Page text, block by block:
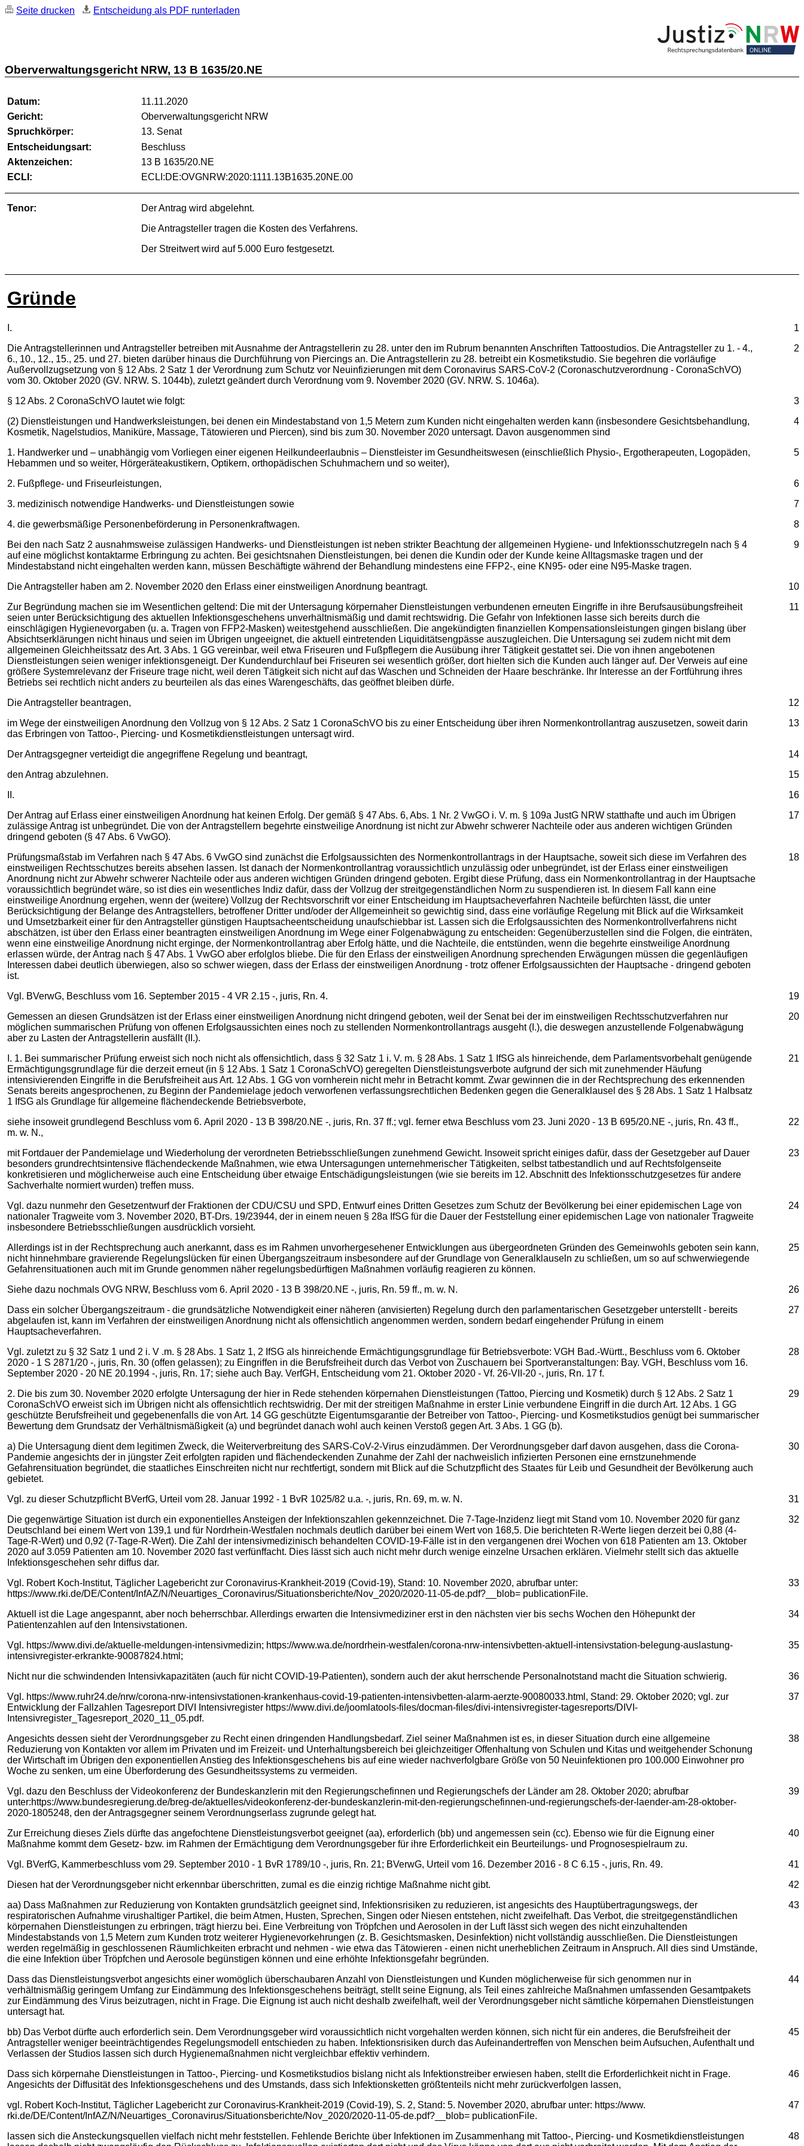
Seite drucken Entscheidung als PDF runterladen
Oberverwaltungsgericht NRW, 13 B 1635/20.NE
Datum:
11.11.2020
Gericht:
Oberverwaltungsgericht NRW
Spruchkörper:
13. Senat
Entscheidungsart:
Beschluss
Aktenzeichen:
13 B 1635/20.NE
ECLI:
ECLI:DE:OVGNRW:2020:1111.13B1635.20NE.00
Tenor:
Der Antrag wird abgelehnt.
Die Antragsteller tragen die Kosten des Verfahrens.
Der Streitwert wird auf 5.000 Euro festgesetzt.
Gründe
1
I.
2
Die Antragstellerinnen und Antragsteller betreiben mit Ausnahme der Antragstellerin zu 28. unter den im Rubrum benannten Anschriften Tattoostudios. Die Antragsteller zu 1. - 4.,
6., 10., 12., 15., 25. und 27. bieten darüber hinaus die Durchführung von Piercings an. Die Antragstellerin zu 28. betreibt ein Kosmetikstudio. Sie begehren die vorläufige
Außervollzugsetzung von § 12 Abs. 2 Satz 1 der Verordnung zum Schutz vor Neuinfizierungen mit dem Coronavirus SARS-CoV-2 (Coronaschutzverordnung - CoronaSchVO)
vom 30. Oktober 2020 (GV. NRW. S. 1044b), zuletzt geändert durch Verordnung vom 9. November 2020 (GV. NRW. S. 1046a).
3
§ 12 Abs. 2 CoronaSchVO lautet wie folgt:
4
(2) Dienstleistungen und Handwerksleistungen, bei denen ein Mindestabstand von 1,5 Metern zum Kunden nicht eingehalten werden kann (insbesondere Gesichtsbehandlung,
Kosmetik, Nagelstudios, Maniküre, Massage, Tätowieren und Piercen), sind bis zum 30. November 2020 untersagt. Davon ausgenommen sind
5
1. Handwerker und – unabhängig vom Vorliegen einer eigenen Heilkundeerlaubnis – Dienstleister im Gesundheitswesen (einschließlich Physio-, Ergotherapeuten, Logopäden,
Hebammen und so weiter, Hörgeräteakustikern, Optikern, orthopädischen Schuhmachern und so weiter),
6
2. Fußpflege- und Friseurleistungen,
7
3. medizinisch notwendige Handwerks- und Dienstleistungen sowie
8
4. die gewerbsmäßige Personenbeförderung in Personenkraftwagen.
9
Bei den nach Satz 2 ausnahmsweise zulässigen Handwerks- und Dienstleistungen ist neben strikter Beachtung der allgemeinen Hygiene- und Infektionsschutzregeln nach § 4
auf eine möglichst kontaktarme Erbringung zu achten. Bei gesichtsnahen Dienstleistungen, bei denen die Kundin oder der Kunde keine Alltagsmaske tragen und der
Mindestabstand nicht eingehalten werden kann, müssen Beschäftigte während der Behandlung mindestens eine FFP2-, eine KN95- oder eine N95-Maske tragen.
10
Die Antragsteller haben am 2. November 2020 den Erlass einer einstweiligen Anordnung beantragt.
11
Zur Begründung machen sie im Wesentlichen geltend: Die mit der Untersagung körpernaher Dienstleistungen verbundenen erneuten Eingriffe in ihre Berufsausübungsfreiheit
seien unter Berücksichtigung des aktuellen Infektionsgeschehens unverhältnismäßig und damit rechtswidrig. Die Gefahr von Infektionen lasse sich bereits durch die
einschlägigen Hygienevorgaben (u. a. Tragen von FFP2-Masken) weitestgehend ausschließen. Die angekündigten finanziellen Kompensationsleistungen gingen bislang über
Absichtserklärungen nicht hinaus und seien im Übrigen ungeeignet, die aktuell eintretenden Liquiditätsengpässe auszugleichen. Die Untersagung sei zudem nicht mit dem
allgemeinen Gleichheitssatz des Art. 3 Abs. 1 GG vereinbar, weil etwa Friseuren und Fußpflegern die Ausübung ihrer Tätigkeit gestattet sei. Die von ihnen angebotenen
Dienstleistungen seien weniger infektionsgeneigt. Der Kundendurchlauf bei Friseuren sei wesentlich größer, dort hielten sich die Kunden auch länger auf. Der Verweis auf eine
größere Systemrelevanz der Friseure trage nicht, weil deren Tätigkeit sich nicht auf das Waschen und Schneiden der Haare beschränke. Ihr Interesse an der Fortführung ihres
Betriebs sei rechtlich nicht anders zu beurteilen als das eines Warengeschäfts, das geöffnet bleiben dürfe.
12
Die Antragsteller beantragen,
13
im Wege der einstweiligen Anordnung den Vollzug von § 12 Abs. 2 Satz 1 CoronaSchVO bis zu einer Entscheidung über ihren Normenkontrollantrag auszusetzen, soweit darin
das Erbringen von Tattoo-, Piercing- und Kosmetikdienstleistungen untersagt wird.
14
Der Antragsgegner verteidigt die angegriffene Regelung und beantragt,
15
den Antrag abzulehnen.
16
II.
17
Der Antrag auf Erlass einer einstweiligen Anordnung hat keinen Erfolg. Der gemäß § 47 Abs. 6, Abs. 1 Nr. 2 VwGO i. V. m. § 109a JustG NRW statthafte und auch im Übrigen
zulässige Antrag ist unbegründet. Die von der Antragstellern begehrte einstweilige Anordnung ist nicht zur Abwehr schwerer Nachteile oder aus anderen wichtigen Gründen
dringend geboten (§ 47 Abs. 6 VwGO).
18
Prüfungsmaßstab im Verfahren nach § 47 Abs. 6 VwGO sind zunächst die Erfolgsaussichten des Normenkontrollantrags in der Hauptsache, soweit sich diese im Verfahren des
einstweiligen Rechtsschutzes bereits absehen lassen. Ist danach der Normenkontrollantrag voraussichtlich unzulässig oder unbegründet, ist der Erlass einer einstweiligen
Anordnung nicht zur Abwehr schwerer Nachteile oder aus anderen wichtigen Gründen dringend geboten. Ergibt diese Prüfung, dass ein Normenkontrollantrag in der Hauptsache
voraussichtlich begründet wäre, so ist dies ein wesentliches Indiz dafür, dass der Vollzug der streitgegenständlichen Norm zu suspendieren ist. In diesem Fall kann eine
einstweilige Anordnung ergehen, wenn der (weitere) Vollzug der Rechtsvorschrift vor einer Entscheidung im Hauptsacheverfahren Nachteile befürchten lässt, die unter
Berücksichtigung der Belange des Antragstellers, betroffener Dritter und/oder der Allgemeinheit so gewichtig sind, dass eine vorläufige Regelung mit Blick auf die Wirksamkeit
und Umsetzbarkeit einer für den Antragsteller günstigen Hauptsacheentscheidung unaufschiebbar ist. Lassen sich die Erfolgsaussichten des Normenkontrollverfahrens nicht
abschätzen, ist über den Erlass einer beantragten einstweiligen Anordnung im Wege einer Folgenabwägung zu entscheiden: Gegenüberzustellen sind die Folgen, die einträten,
wenn eine einstweilige Anordnung nicht erginge, der Normenkontrollantrag aber Erfolg hätte, und die Nachteile, die entstünden, wenn die begehrte einstweilige Anordnung
erlassen würde, der Antrag nach § 47 Abs. 1 VwGO aber erfolglos bliebe. Die für den Erlass der einstweiligen Anordnung sprechenden Erwägungen müssen die gegenläufigen
Interessen dabei deutlich überwiegen, also so schwer wiegen, dass der Erlass der einstweiligen Anordnung - trotz offener Erfolgsaussichten der Hauptsache - dringend geboten
ist.
19
Vgl. BVerwG, Beschluss vom 16. September 2015 ‑ 4 VR 2.15 -, juris, Rn. 4.
20
Gemessen an diesen Grundsätzen ist der Erlass einer einstweiligen Anordnung nicht dringend geboten, weil der Senat bei der im einstweiligen Rechtsschutzverfahren nur
möglichen summarischen Prüfung von offenen Erfolgsaussichten eines noch zu stellenden Normenkontrollantrags ausgeht (I.), die deswegen anzustellende Folgenabwägung
aber zu Lasten der Antragstellerin ausfällt (II.).
21
I. 1. Bei summarischer Prüfung erweist sich noch nicht als offensichtlich, dass § 32 Satz 1 i. V. m. § 28 Abs. 1 Satz 1 IfSG als hinreichende, dem Parlamentsvorbehalt genügende
Ermächtigungsgrundlage für die derzeit erneut (in § 12 Abs. 1 Satz 1 CoronaSchVO) geregelten Dienstleistungsverbote aufgrund der sich mit zunehmender Häufung
intensivierenden Eingriffe in die Berufsfreiheit aus Art. 12 Abs. 1 GG von vornherein nicht mehr in Betracht kommt. Zwar gewinnen die in der Rechtsprechung des erkennenden
Senats bereits angesprochenen, zu Beginn der Pandemielage jedoch verworfenen verfassungsrechtlichen Bedenken gegen die Generalklausel des § 28 Abs. 1 Satz 1 Halbsatz
1 IfSG als Grundlage für allgemeine flächendeckende Betriebsverbote,
22
siehe insoweit grundlegend Beschluss vom 6. April 2020 - 13 B 398/20.NE -, juris, Rn. 37 ff.; vgl. ferner etwa Beschluss vom 23. Juni 2020 ‑ 13 B 695/20.NE ‑, juris, Rn. 43 ff.,
m. w. N.,
23
mit Fortdauer der Pandemielage und Wiederholung der verordneten Betriebsschließungen zunehmend Gewicht. Insoweit spricht einiges dafür, dass der Gesetzgeber auf Dauer
besonders grundrechtsintensive flächendeckende Maßnahmen, wie etwa Untersagungen unternehmerischer Tätigkeiten, selbst tatbestandlich und auf Rechtsfolgenseite
konkretisieren und möglicherweise auch eine Entscheidung über etwaige Entschädigungsleistungen (wie sie bereits im 12. Abschnitt des Infektionsschutzgesetzes für andere
Sachverhalte normiert wurden) treffen muss.
24
Vgl. dazu nunmehr den Gesetzentwurf der Fraktionen der CDU/CSU und SPD, Entwurf eines Dritten Gesetzes zum Schutz der Bevölkerung bei einer epidemischen Lage von
nationaler Tragweite vom 3. November 2020, BT-Drs. 19/23944, der in einem neuen § 28a IfSG für die Dauer der Feststellung einer epidemischen Lage von nationaler Tragweite
insbesondere Betriebsschließungen ausdrücklich vorsieht.
25
Allerdings ist in der Rechtsprechung auch anerkannt, dass es im Rahmen unvorhergesehener Entwicklungen aus übergeordneten Gründen des Gemeinwohls geboten sein kann,
nicht hinnehmbare gravierende Regelungslücken für einen Übergangszeitraum insbesondere auf der Grundlage von Generalklauseln zu schließen, um so auf schwerwiegende
Gefahrensituationen auch mit im Grunde genommen näher regelungsbedürftigen Maßnahmen vorläufig reagieren zu können.
26
Siehe dazu nochmals OVG NRW, Beschluss vom 6. April 2020 - 13 B 398/20.NE -, juris, Rn. 59 ff., m. w. N.
27
Dass ein solcher Übergangszeitraum ‑ die grundsätzliche Notwendigkeit einer näheren (anvisierten) Regelung durch den parlamentarischen Gesetzgeber unterstellt ‑ bereits
abgelaufen ist, kann im Verfahren der einstweiligen Anordnung nicht als offensichtlich angenommen werden, sondern bedarf eingehender Prüfung in einem
Hauptsacheverfahren.
28
Vgl. zuletzt zu § 32 Satz 1 und 2 i. V .m. § 28 Abs. 1 Satz 1, 2 IfSG als hinreichende Ermächtigungsgrundlage für Betriebsverbote: VGH Bad.-Württ., Beschluss vom 6. Oktober
2020 - 1 S 2871/20 -, juris, Rn. 30 (offen gelassen); zu Eingriffen in die Berufsfreiheit durch das Verbot von Zuschauern bei Sportveranstaltungen: Bay. VGH, Beschluss vom 16.
September 2020 ‑ 20 NE 20.1994 ‑, juris, Rn. 17; siehe auch Bay. VerfGH, Entscheidung vom 21. Oktober 2020 ‑ Vf. 26-VII-20 ‑, juris, Rn. 17 f.
29
2. Die bis zum 30. November 2020 erfolgte Untersagung der hier in Rede stehenden körpernahen Dienstleistungen (Tattoo, Piercing und Kosmetik) durch § 12 Abs. 2 Satz 1
CoronaSchVO erweist sich im Übrigen nicht als offensichtlich rechtswidrig. Der mit der streitigen Maßnahme in erster Linie verbundene Eingriff in die durch Art. 12 Abs. 1 GG
geschützte Berufsfreiheit und gegebenenfalls die von Art. 14 GG geschützte Eigentumsgarantie der Betreiber von Tattoo-, Piercing- und Kosmetikstudios genügt bei summarischer
Bewertung dem Grundsatz der Verhältnismäßigkeit (a) und begründet danach wohl auch keinen Verstoß gegen Art. 3 Abs. 1 GG (b).
30
a) Die Untersagung dient dem legitimen Zweck, die Weiterverbreitung des SARS-CoV-2-Virus einzudämmen. Der Verordnungsgeber darf davon ausgehen, dass die Corona-
Pandemie angesichts der in jüngster Zeit erfolgten rapiden und flächendeckenden Zunahme der Zahl der nachweislich infizierten Personen eine ernstzunehmende
Gefahrensituation begründet, die staatliches Einschreiten nicht nur rechtfertigt, sondern mit Blick auf die Schutzpflicht des Staates für Leib und Gesundheit der Bevölkerung auch
gebietet.
31
Vgl. zu dieser Schutzpflicht BVerfG, Urteil vom 28. Januar 1992 - 1 BvR 1025/82 u.a. -, juris, Rn. 69, m. w. N.
32
Die gegenwärtige Situation ist durch ein exponentielles Ansteigen der Infektionszahlen gekennzeichnet. Die 7-Tage-Inzidenz liegt mit Stand vom 10. November 2020 für ganz
Deutschland bei einem Wert von 139,1 und für Nordrhein-Westfalen nochmals deutlich darüber bei einem Wert von 168,5. Die berichteten R-Werte liegen derzeit bei 0,88 (4-
Tage-R-Wert) und 0,92 (7-Tage-R-Wert). Die Zahl der intensivmedizinisch behandelten COVID-19-Fälle ist in den vergangenen drei Wochen von 618 Patienten am 13. Oktober
2020 auf 3.059 Patienten am 10. November 2020 fast verfünffacht. Dies lässt sich auch nicht mehr durch wenige einzelne Ursachen erklären. Vielmehr stellt sich das aktuelle
Infektionsgeschehen sehr diffus dar.
33
Vgl. Robert Koch-Institut, Täglicher Lagebericht zur Coronavirus-Krankheit-2019 (Covid-19), Stand: 10. November 2020, abrufbar unter:
https://www.rki.de/DE/Content/InfAZ/N/Neuartiges_Coronavirus/Situationsberichte/Nov_2020/2020-11-05-de.pdf?__blob= publicationFile.
34
Aktuell ist die Lage angespannt, aber noch beherrschbar. Allerdings erwarten die Intensivmediziner erst in den nächsten vier bis sechs Wochen den Höhepunkt der
Patientenzahlen auf den Intensivstationen.
35
Vgl. https://www.divi.de/aktuelle-meldungen-intensivmedizin; https://www.wa.de/nordrhein-westfalen/corona-nrw-intensivbetten-aktuell-intensivstation-belegung-auslastung-
intensivregister-erkrankte-90087824.html;
36
Nicht nur die schwindenden Intensivkapazitäten (auch für nicht COVID-19-Patienten), sondern auch der akut herrschende Personalnotstand macht die Situation schwierig.
37
Vgl. https://www.ruhr24.de/nrw/corona-nrw-intensivstationen-krankenhaus-covid-19-patienten-intensivbetten-alarm-aerzte-90080033.html, Stand: 29. Oktober 2020; vgl. zur
Entwicklung der Fallzahlen Tagesreport DIVI Intensivregister https://www.divi.de/joomlatools-files/docman-files/divi-intensivregister-tagesreports/DIVI-
Intensivregister_Tagesreport_2020_11_05.pdf.
38
Angesichts dessen sieht der Verordnungsgeber zu Recht einen dringenden Handlungsbedarf. Ziel seiner Maßnahmen ist es, in dieser Situation durch eine allgemeine
Reduzierung von Kontakten vor allem im Privaten und im Freizeit- und Unterhaltungsbereich bei gleichzeitiger Offenhaltung von Schulen und Kitas und weitgehender Schonung
der Wirtschaft im Übrigen den exponentiellen Anstieg des Infektionsgeschehens bis auf eine wieder nachverfolgbare Größe von 50 Neuinfektionen pro 100.000 Einwohner pro
Woche zu senken, um eine Überforderung des Gesundheitssystems zu vermeiden.
39
Vgl. dazu den Beschluss der Videokonferenz der Bundeskanzlerin mit den Regierungschefinnen und Regierungschefs der Länder am 28. Oktober 2020; abrufbar
unter:https://www.bundesregierung.de/breg-de/aktuelles/videokonferenz-der-bundeskanzlerin-mit-den-regierungschefinnen-und-regierungschefs-der-laender-am-28-oktober-
2020-1805248, den der Antragsgegner seinem Verordnungserlass zugrunde gelegt hat.
40
Zur Erreichung dieses Ziels dürfte das angefochtene Dienstleistungsverbot geeignet (aa), erforderlich (bb) und angemessen sein (cc). Ebenso wie für die Eignung einer
Maßnahme kommt dem Gesetz- bzw. im Rahmen der Ermächtigung dem Verordnungsgeber für ihre Erforderlichkeit ein Beurteilungs- und Prognosespielraum zu.
41
Vgl. BVerfG, Kammerbeschluss vom 29. September 2010 - 1 BvR 1789/10 -, juris, Rn. 21; BVerwG, Urteil vom 16. Dezember 2016 - 8 C 6.15 -, juris, Rn. 49.
42
Diesen hat der Verordnungsgeber nicht erkennbar überschritten, zumal es die einzig richtige Maßnahme nicht gibt.
43
aa) Dass Maßnahmen zur Reduzierung von Kontakten grundsätzlich geeignet sind, Infektionsrisiken zu reduzieren, ist angesichts des Hauptübertragungswegs, der
respiratorischen Aufnahme virushaltiger Partikel, die beim Atmen, Husten, Sprechen, Singen oder Niesen entstehen, nicht zweifelhaft. Das Verbot, die streitgegenständlichen
körpernahen Dienstleistungen zu erbringen, trägt hierzu bei. Eine Verbreitung von Tröpfchen und Aerosolen in der Luft lässt sich wegen des nicht einzuhaltenden
Mindestabstands von 1,5 Metern zum Kunden trotz weiterer Hygienevorkehrungen (z. B. Gesichtsmasken, Desinfektion) nicht vollständig ausschließen. Die Dienstleistungen
werden regelmäßig in geschlossenen Räumlichkeiten erbracht und nehmen - wie etwa das Tätowieren - einen nicht unerheblichen Zeitraum in Anspruch. All dies sind Umstände,
die eine Infektion über Tröpfchen und Aerosole begünstigen können und eine erhöhte Infektionsgefahr begründen.
44
Dass das Dienstleistungsverbot angesichts einer womöglich überschaubaren Anzahl von Dienstleistungen und Kunden möglicherweise für sich genommen nur in
verhältnismäßig geringem Umfang zur Eindämmung des Infektionsgeschehens beiträgt, stellt seine Eignung, als Teil eines zahlreiche Maßnahmen umfassenden Gesamtpakets
zur Eindämmung des Virus beizutragen, nicht in Frage. Die Eignung ist auch nicht deshalb zweifelhaft, weil der Verordnungsgeber nicht sämtliche körpernahen Dienstleistungen
untersagt hat.
45
bb) Das Verbot dürfte auch erforderlich sein. Dem Verordnungsgeber wird voraussichtlich nicht vorgehalten werden können, sich nicht für ein anderes, die Berufsfreiheit der
Antragsteller weniger beeinträchtigendes Regelungsmodell entschieden zu haben. Infektionsrisiken durch das Aufeinandertreffen von Menschen beim Aufsuchen, Aufenthalt und
Verlassen der Studios lassen sich durch Hygienemaßnahmen nicht vergleichbar effektiv verhindern.
46
Dass sich körpernahe Dienstleistungen in Tattoo-, Piercing- und Kosmetikstudios bislang nicht als Infektionstreiber erwiesen haben, stellt die Erforderlichkeit nicht in Frage.
Angesichts der Diffusität des Infektionsgeschehens und des Umstands, dass sich Infektionsketten größtenteils nicht mehr zurückverfolgen lassen,
47
vgl. Robert Koch-Institut, Täglicher Lagebericht zur Coronavirus-Krankheit-2019 (Covid-19), S. 2, Stand: 5. November 2020, abrufbar unter: https://www.
rki.de/DE/Content/InfAZ/N/Neuartiges_Coronavirus/Situationsberichte/Nov_2020/2020-11-05-de.pdf?__blob= publicationFile.
48
lassen sich die Ansteckungsquellen vielfach nicht mehr feststellen. Fehlende Berichte über Infektionen im Zusammenhang mit Tattoo-, Piercing- und Kosmetikdienstleistungen